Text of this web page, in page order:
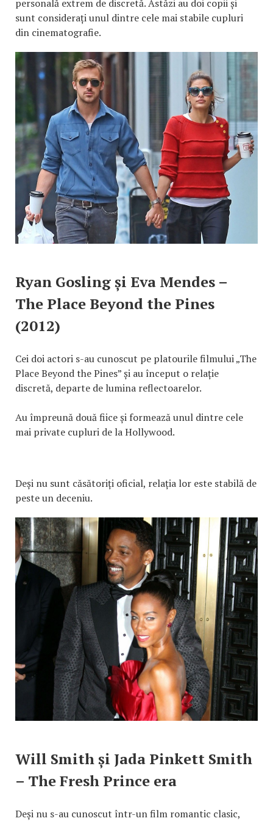
personală extrem de discretă. Astăzi au doi copii și
sunt considerați unul dintre cele mai stabile cupluri
din cinematografie.
Ryan Gosling și Eva Mendes –
The Place Beyond the Pines
(2012)
Cei doi actori s-au cunoscut pe platourile filmului „The
Place Beyond the Pines” și au început o relație
discretă, departe de lumina reflectoarelor.
Au împreună două fiice și formează unul dintre cele
mai private cupluri de la Hollywood.
Deși nu sunt căsătoriți oficial, relația lor este stabilă de
peste un deceniu.
Will Smith și Jada Pinkett Smith
– The Fresh Prince era
Deși nu s-au cunoscut într-un film romantic clasic,